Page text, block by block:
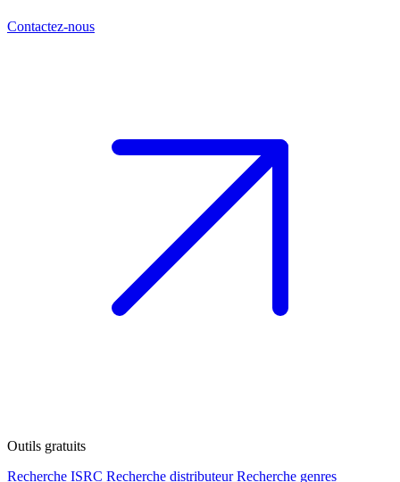
Contactez-nous
Outils gratuits
Recherche ISRC Recherche distributeur Recherche genres